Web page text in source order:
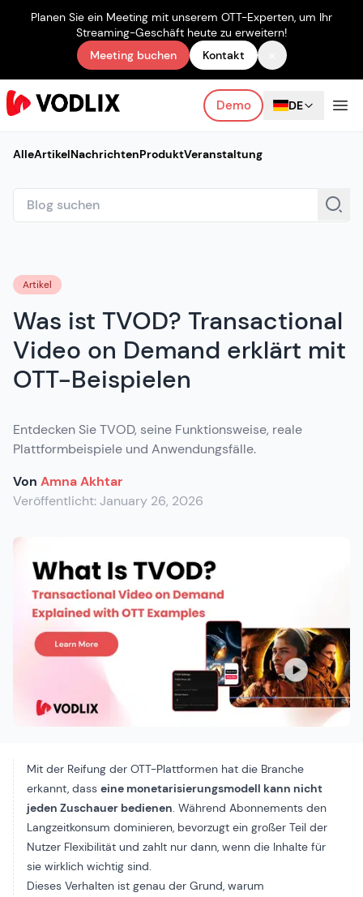
Planen Sie ein Meeting mit unserem OTT-Experten, um Ihr
Streaming-Geschäft heute zu erweitern!
Meeting buchen
Kontakt
Demo DE
AlleArtikelNachrichtenProduktVeranstaltung
Artikel
Was ist TVOD? Transactional
Video on Demand erklärt mit
OTT-Beispielen
Entdecken Sie TVOD, seine Funktionsweise, reale
Plattformbeispiele und Anwendungsfälle.
Von Amna Akhtar
Veröffentlicht:January 26, 2026
Mit der Reifung der OTT-Plattformen hat die Branche
erkannt, dass eine monetarisierungsmodell kann nicht
jeden Zuschauer bedienen. Während Abonnements den
Langzeitkonsum dominieren, bevorzugt ein großer Teil der
Nutzer Flexibilität und zahlt nur dann, wenn die Inhalte für
sie wirklich wichtig sind.
Dieses Verhalten ist genau der Grund, warum